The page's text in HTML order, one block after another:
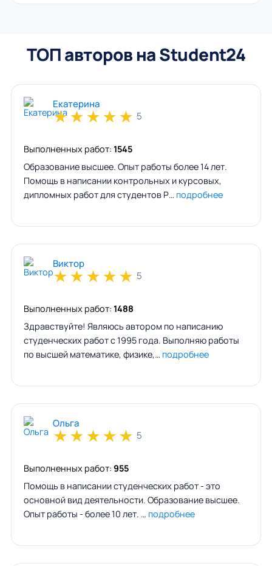
ТОП авторов на Student24
Екатерина
★★★★★ 5
Выполненных работ: 1545
Образование высшее. Опыт работы более 14 лет.
Помощь в написании контрольных и курсовых,
дипломных работ для студентов Р… подробнее
Виктор
★★★★★ 5
Выполненных работ: 1488
Здравствуйте! Являюсь автором по написанию
студенческих работ с 1995 года. Выполняю работы
по высшей математике, физике,… подробнее
Ольга
★★★★★ 5
Выполненных работ: 955
Помощь в написании студенческих работ - это
основной вид деятельности. Образование высшее.
Опыт работы - более 10 лет. … подробнее